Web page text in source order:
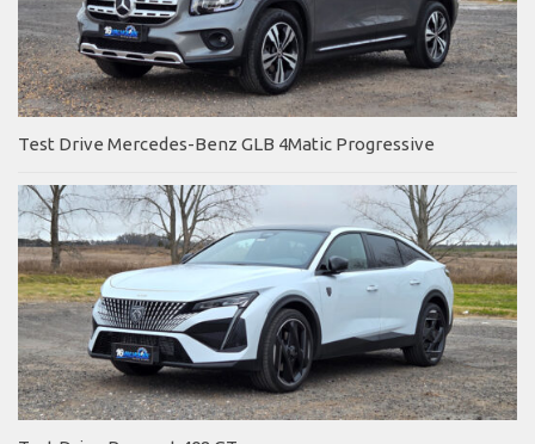
Test Drive Mercedes-Benz GLB 4Matic Progressive